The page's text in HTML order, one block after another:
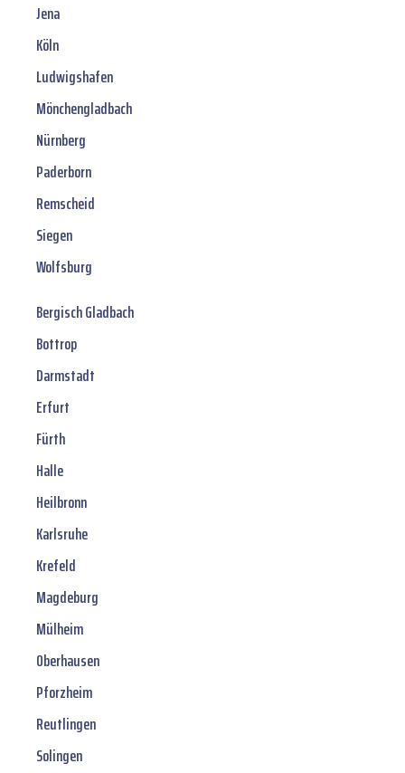
Jena
Köln
Ludwigshafen
Mönchengladbach
Nürnberg
Paderborn
Remscheid
Siegen
Wolfsburg
Bergisch Gladbach
Bottrop
Darmstadt
Erfurt
Fürth
Halle
Heilbronn
Karlsruhe
Krefeld
Magdeburg
Mülheim
Oberhausen
Pforzheim
Reutlingen
Solingen